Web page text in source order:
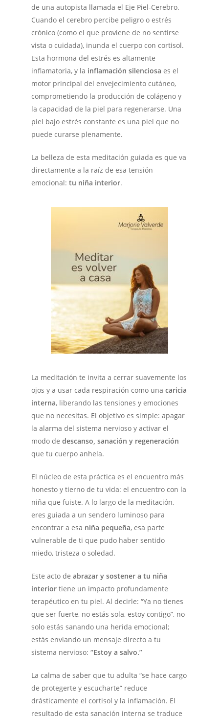
de una autopista llamada el Eje Piel-Cerebro.
Cuando el cerebro percibe peligro o estrés
crónico (como el que proviene de no sentirse
vista o cuidada), inunda el cuerpo con cortisol.
Esta hormona del estrés es altamente
inflamatoria, y la inflamación silenciosa es el
motor principal del envejecimiento cutáneo,
comprometiendo la producción de colágeno y
la capacidad de la piel para regenerarse. Una
piel bajo estrés constante es una piel que no
puede curarse plenamente.
La belleza de esta meditación guiada es que va
directamente a la raíz de esa tensión
emocional: tu niña interior.
La meditación te invita a cerrar suavemente los
ojos y a usar cada respiración como una caricia
interna, liberando las tensiones y emociones
que no necesitas. El objetivo es simple: apagar
la alarma del sistema nervioso y activar el
modo de descanso, sanación y regeneración
que tu cuerpo anhela.
El núcleo de esta práctica es el encuentro más
honesto y tierno de tu vida: el encuentro con la
niña que fuiste. A lo largo de la meditación,
eres guiada a un sendero luminoso para
encontrar a esa niña pequeña, esa parte
vulnerable de ti que pudo haber sentido
miedo, tristeza o soledad.
Este acto de abrazar y sostener a tu niña
interior tiene un impacto profundamente
terapéutico en tu piel. Al decirle: “Ya no tienes
que ser fuerte, no estás sola, estoy contigo”, no
solo estás sanando una herida emocional;
estás enviando un mensaje directo a tu
sistema nervioso: “Estoy a salvo.”
La calma de saber que tu adulta “se hace cargo
de protegerte y escucharte” reduce
drásticamente el cortisol y la inflamación. El
resultado de esta sanación interna se traduce